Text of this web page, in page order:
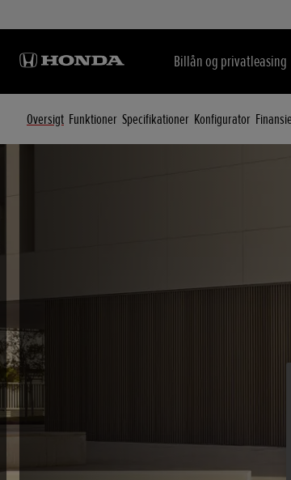
Billån og privatleasing
Oversigt Funktioner Specifikationer Konfigurator